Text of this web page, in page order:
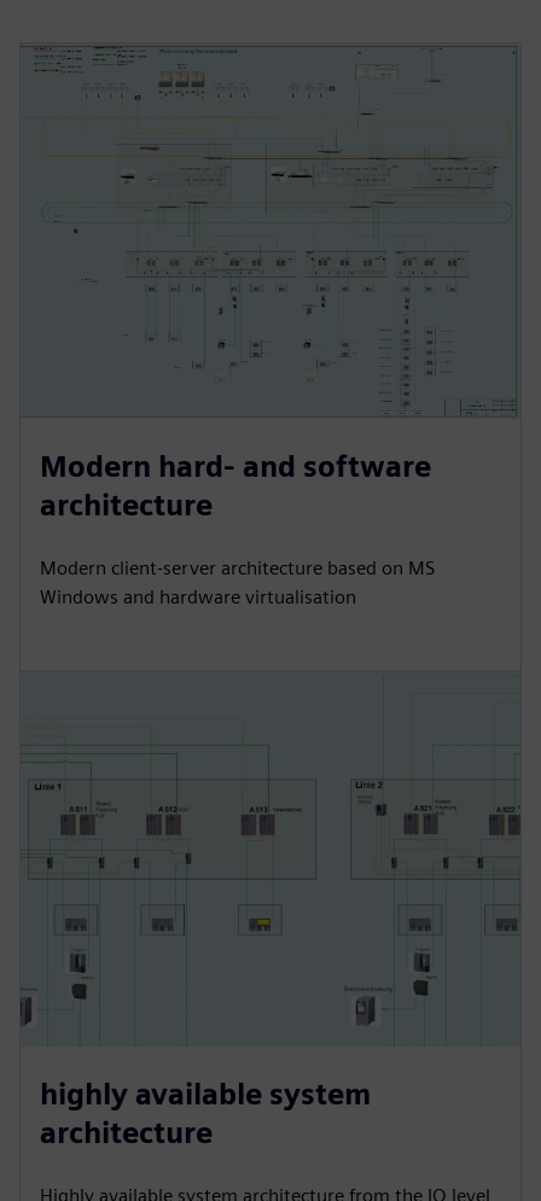
Modern hard- and software
architecture
Modern client-server architecture based on MS
Windows and hardware virtualisation
highly available system
architecture
Highly available system architecture from the IO level